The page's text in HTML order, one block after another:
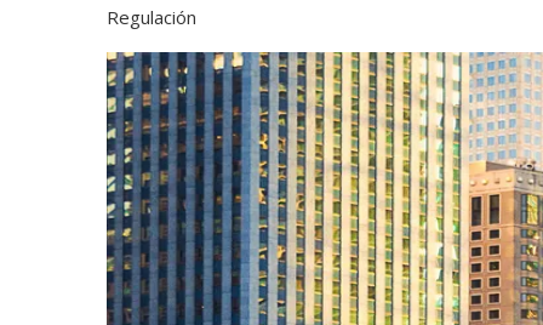
Regulación